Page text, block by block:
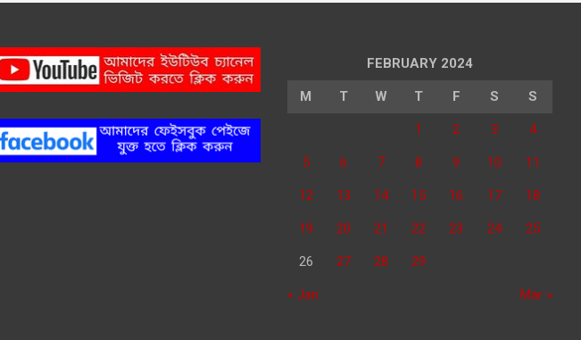
FEBRUARY 2024
M T W T F S S
1 2 3 4
5 6 7 8 9 10 11
12 13 14 15 16 17 18
19 20 21 22 23 24 25
26 27 28 29
« Jan Mar »